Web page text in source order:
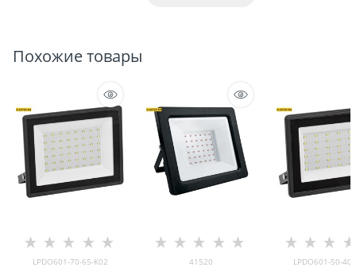
Похожие товары
LPDO601-70-65-K02 41520 LPDO601-50-